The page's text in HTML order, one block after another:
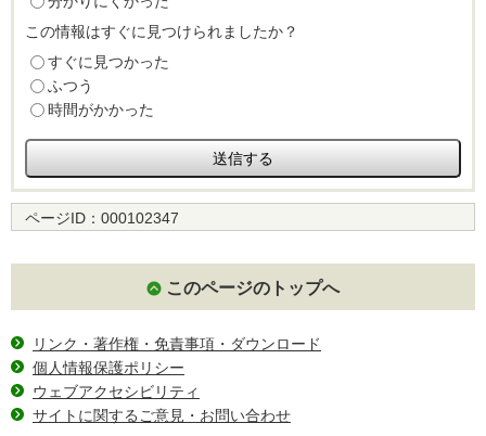
この情報はすぐに見つけられましたか？
すぐに見つかった
ふつう
時間がかかった
ページID： 000102347
このページのトップへ
リンク・著作権・免責事項・ダウンロード
個人情報保護ポリシー
ウェブアクセシビリティ
サイトに関するご意見・お問い合わせ